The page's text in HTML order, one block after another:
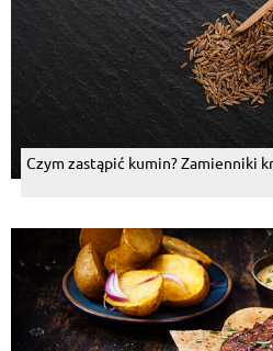
Czym zastąpić kumin? Zamienniki